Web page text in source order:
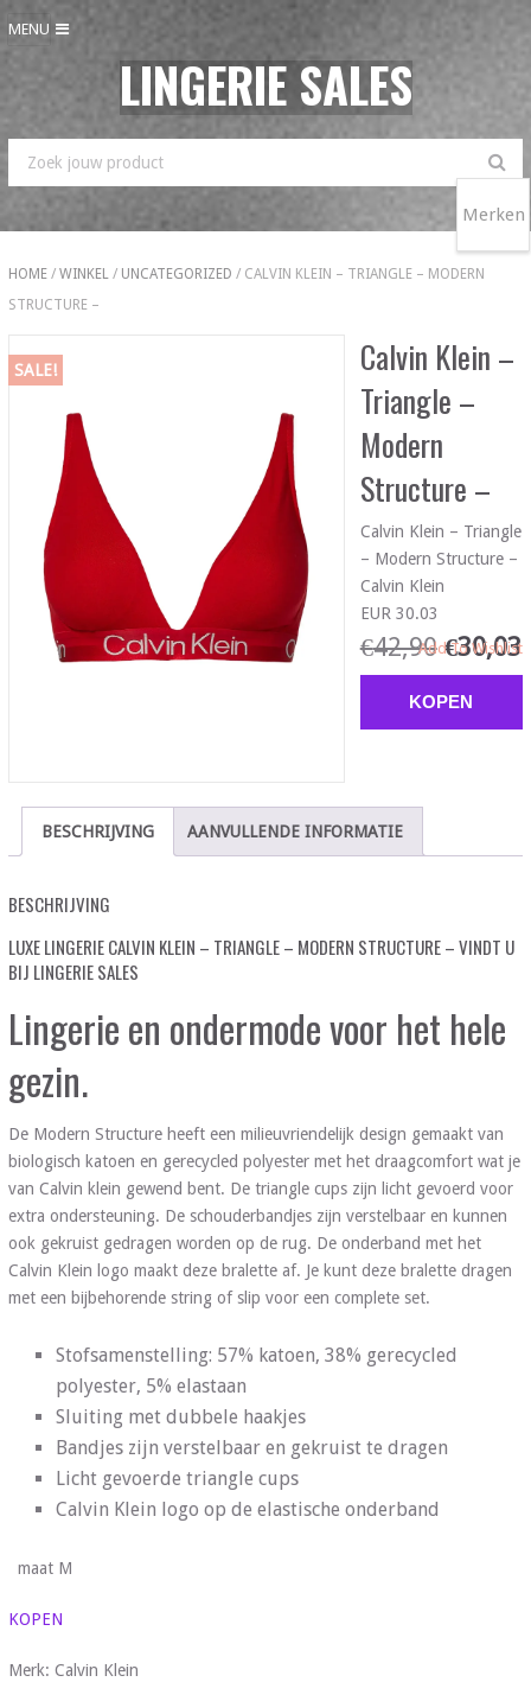
MENU
LINGERIE SALES
HOME/ WINKEL/ UNCATEGORIZED / CALVIN KLEIN – TRIANGLE – MODERN
STRUCTURE –
SALE!
Calvin Klein –
Triangle –
Modern
Structure –
Calvin Klein – Triangle
– Modern Structure –
Calvin Klein
EUR 30.03
€42,90 €30,03
KOPEN
Add To Wishlist
BESCHRIJVING AANVULLENDE INFORMATIE
BESCHRIJVING
LUXE LINGERIE CALVIN KLEIN – TRIANGLE – MODERN STRUCTURE – VINDT U
BIJ LINGERIE SALES
Lingerie en ondermode voor het hele
gezin.
De Modern Structure heeft een milieuvriendelijk design gemaakt van
biologisch katoen en gerecycled polyester met het draagcomfort wat je
van Calvin klein gewend bent. De triangle cups zijn licht gevoerd voor
extra ondersteuning. De schouderbandjes zijn verstelbaar en kunnen
ook gekruist gedragen worden op de rug. De onderband met het
Calvin Klein logo maakt deze bralette af. Je kunt deze bralette dragen
met een bijbehorende string of slip voor een complete set.
Stofsamenstelling: 57% katoen, 38% gerecycled
polyester, 5% elastaan
Sluiting met dubbele haakjes
Bandjes zijn verstelbaar en gekruist te dragen
Licht gevoerde triangle cups
Calvin Klein logo op de elastische onderband
maat M
KOPEN
Merk: Calvin Klein
Merken